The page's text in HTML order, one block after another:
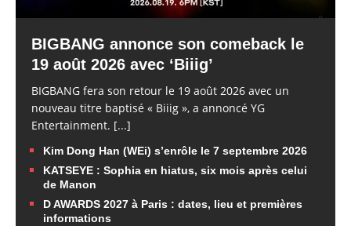
BIGBANG annonce son comeback le
19 août 2026 avec ‘Biiig’
BIGBANG fera son retour le 19 août 2026 avec un
nouveau titre baptisé « Biiig », a annoncé YG
Entertainment. [...]
Kim Dong Han (WEi) s’enrôle le 7 septembre 2026
KATSEYE : Sophia en hiatus, six mois après celui
de Manon
D AWARDS 2027 à Paris : dates, lieu et premières
informations